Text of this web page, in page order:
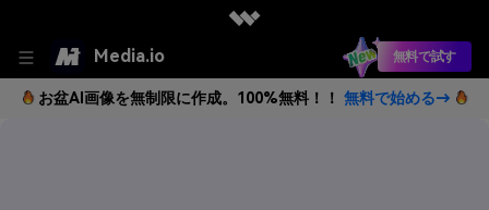
Media.io 無料で試す
お盆AI画像を無制限に作成。100%無料！！ 無料で始める→